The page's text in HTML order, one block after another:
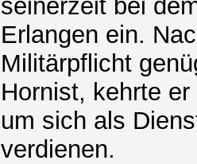
seinerzeit bei
Erlangen ein.
Militärpflicht
Hornist, kehrte
um sich als
verdienen.